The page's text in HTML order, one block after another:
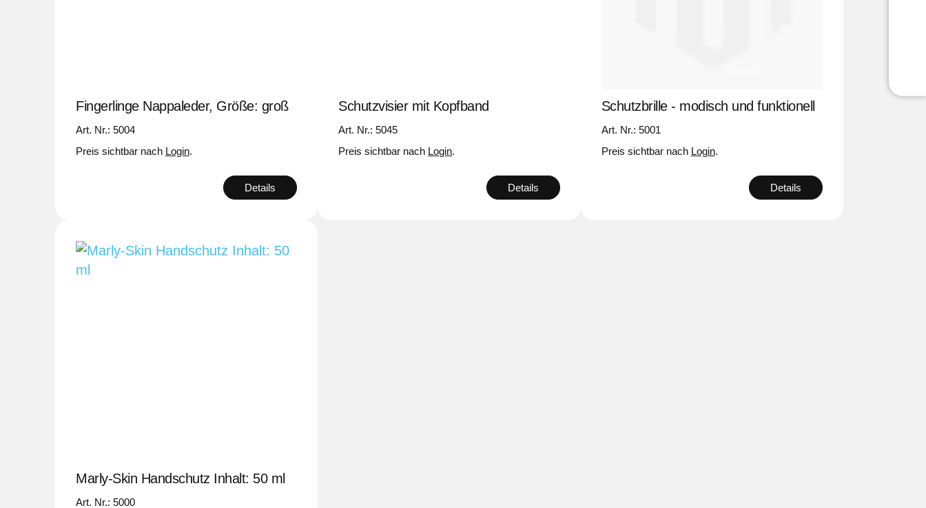
Fingerlinge Nappaleder, Größe: groß
Art. Nr.: 5004
Preis sichtbar nach Login.
Details
Schutzvisier mit Kopfband
Art. Nr.: 5045
Preis sichtbar nach Login.
Details
Schutzbrille - modisch und funktionell
Art. Nr.: 5001
Preis sichtbar nach Login.
Details
Marly-Skin Handschutz Inhalt: 50 ml
Art. Nr.: 5000